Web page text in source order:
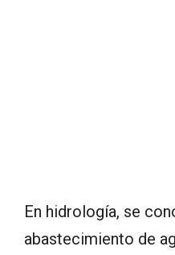
En hidrología, se
abastecimiento de